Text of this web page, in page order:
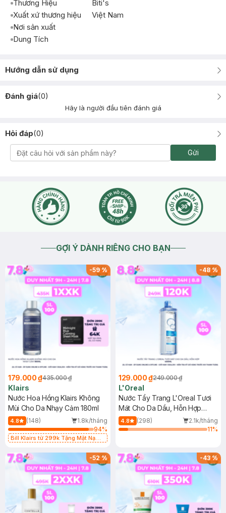
Thương Hiệu
Biti's
Xuất xứ thương hiệu
Việt Nam
Nơi sản xuất
Dung Tích
Hướng dẫn sử dụng
Đánh giá(0)
Hãy là người đầu tiên đánh giá
Hỏi đáp(0)
Gửi
GỢI Ý DÀNH RIÊNG CHO BẠN
-59%
179.000 ₫435.000 ₫
Klairs
Nước Hoa Hồng Klairs Không
Mùi Cho Da Nhạy Cảm 180ml
4.8 (148)
1.8k/tháng
94%
Bill Klairs từ 299k Tặng Mặt Nạ
25ml (SL Có Hạn)
-48%
129.000 ₫249.000 ₫
L'Oreal
Nước Tẩy Trang L'Oreal Tươi
Mát Cho Da Dầu, Hỗn Hợp
400ml
4.8 (298)
2.1k/tháng
11%
-52% -43%